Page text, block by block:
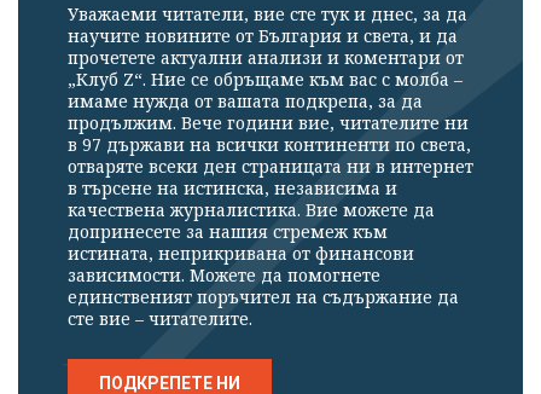
Уважаеми читатели, вие сте тук и днес, за да
научите новините от България и света, и да
прочетете актуални анализи и коментари от
„Клуб Z“. Ние се обръщаме към вас с молба –
имаме нужда от вашата подкрепа, за да
продължим. Вече години вие, читателите ни
в 97 държави на всички континенти по света,
отваряте всеки ден страницата ни в интернет
в търсене на истинска, независима и
качествена журналистика. Вие можете да
допринесете за нашия стремеж към
истината, неприкривана от финансови
зависимости. Можете да помогнете
единственият поръчител на съдържание да
сте вие – читателите.
ПОДКРЕПЕТЕ НИ